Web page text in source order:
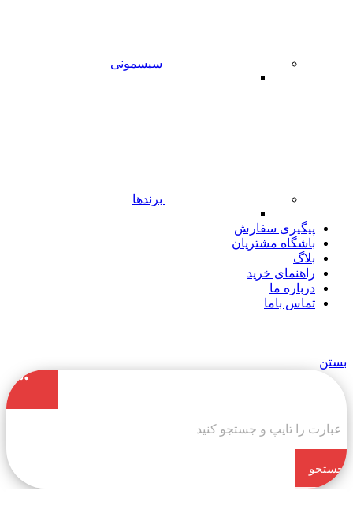
سیسمونی
برندها
پیگیری سفارش
باشگاه مشتریان
بلاگ
راهنمای خرید
درباره ما
تماس باما
بستن
جستجو